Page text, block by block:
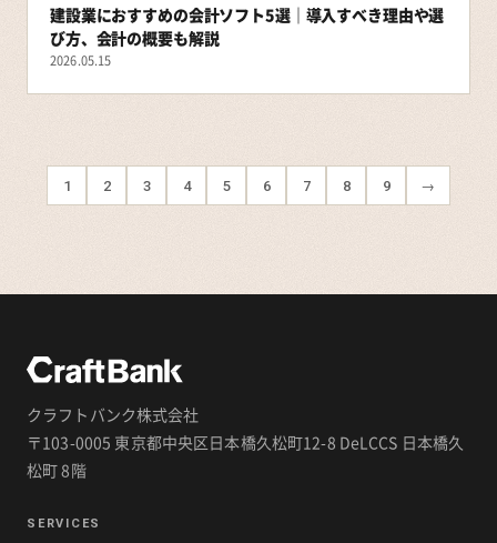
建設業におすすめの会計ソフト5選｜導入すべき理由や選
び方、会計の概要も解説
2026.05.15
1 2 3 4 5 6 7 8 9 →
クラフトバンク株式会社
〒103-0005 東京都中央区日本橋久松町12-8 DeLCCS 日本橋久
松町 8階
SERVICES